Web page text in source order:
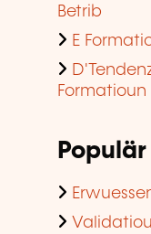
Betrib
E